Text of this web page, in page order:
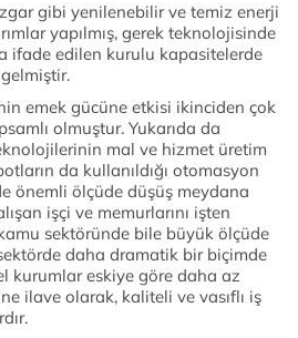
gibi yenilenebilir ve temiz enerji
yapılmış, gerek teknolojisinde
ifade edilen kurulu kapasitelerde
emek gücüne etkisi ikinciden çok
olmuştur. Yukarıda da
mal ve hizmet üretim
da kullanıldığı otomasyon
önemli ölçüde düşüş meydana
işçi ve memurlarını işten
sektöründe bile büyük ölçüde
daha dramatik bir biçimde
kurumlar eskiye göre daha az
ilave olarak, kaliteli ve vasıflı iş